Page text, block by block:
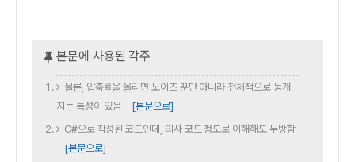
물론, 압축률을 올리면 노이즈 뿐만 아니라 전체적으로 뭉개
지는 특성이 있음
[본문으로]
C#으로 작성된 코드인데, 의사 코드 정도로 이해해도 무방함
[본문으로]